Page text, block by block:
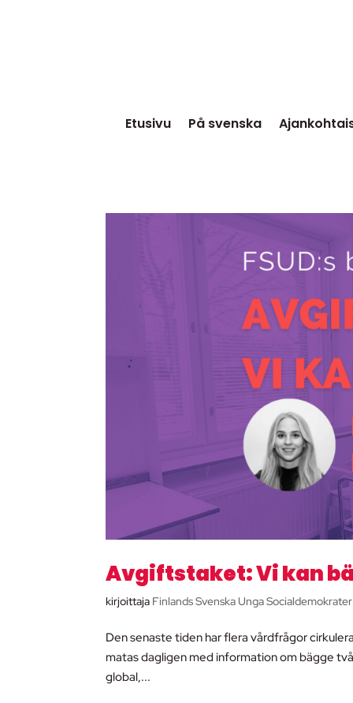
Etusivu På svenska
Avgiftstaket: Vi kan
kirjoittaja Finlands Svenska Unga Socialdemokrater
Den senaste tiden har flera vårdfrågor
matas dagligen med information om bägge
global,...